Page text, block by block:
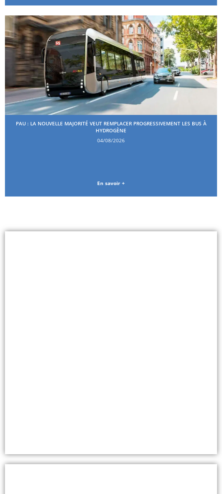
PAU : LA NOUVELLE MAJORITÉ VEUT REMPLACER PROGRESSIVEMENT LES BUS À
HYDROGÈNE
04/08/2026
En savoir +